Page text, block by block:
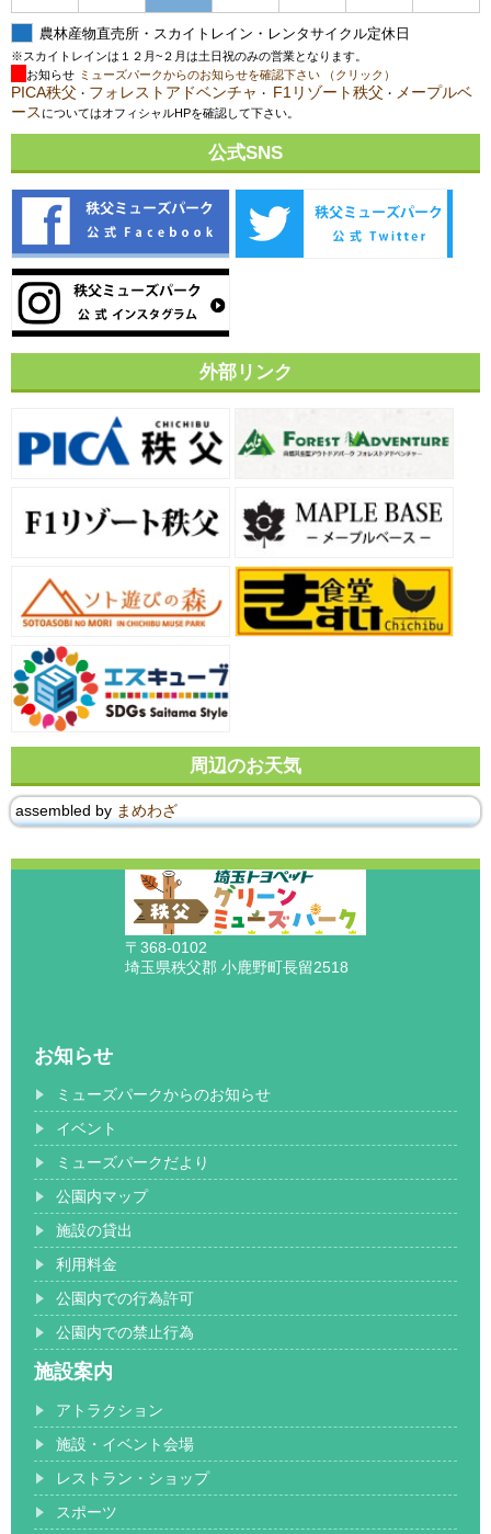
農林産物直売所・スカイトレイン・レンタサイクル定休日
※スカイトレインは１２月~２月は土日祝のみの営業となります。
お知らせ ミューズパークからのお知らせを確認下さい （クリック）
PICA秩父 ・ フォレストアドベンチャ ・ F1リゾート秩父 ・ メープルベ
ース についてはオフィシャルHPを確認して下さい。
公式SNS
外部リンク
周辺のお天気
assembled by まめわざ
〒368-0102
埼玉県秩父郡 小鹿野町長留2518
お知らせ
ミューズパークからのお知らせ
イベント
ミューズパークだより
公園内マップ
施設の貸出
利用料金
公園内での行為許可
公園内での禁止行為
施設案内
アトラクション
施設・イベント会場
レストラン・ショップ
スポーツ